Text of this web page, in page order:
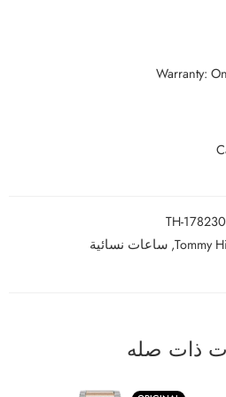
Warranty:
TH-
Tommy
, ساعات نسائية
ذات صله